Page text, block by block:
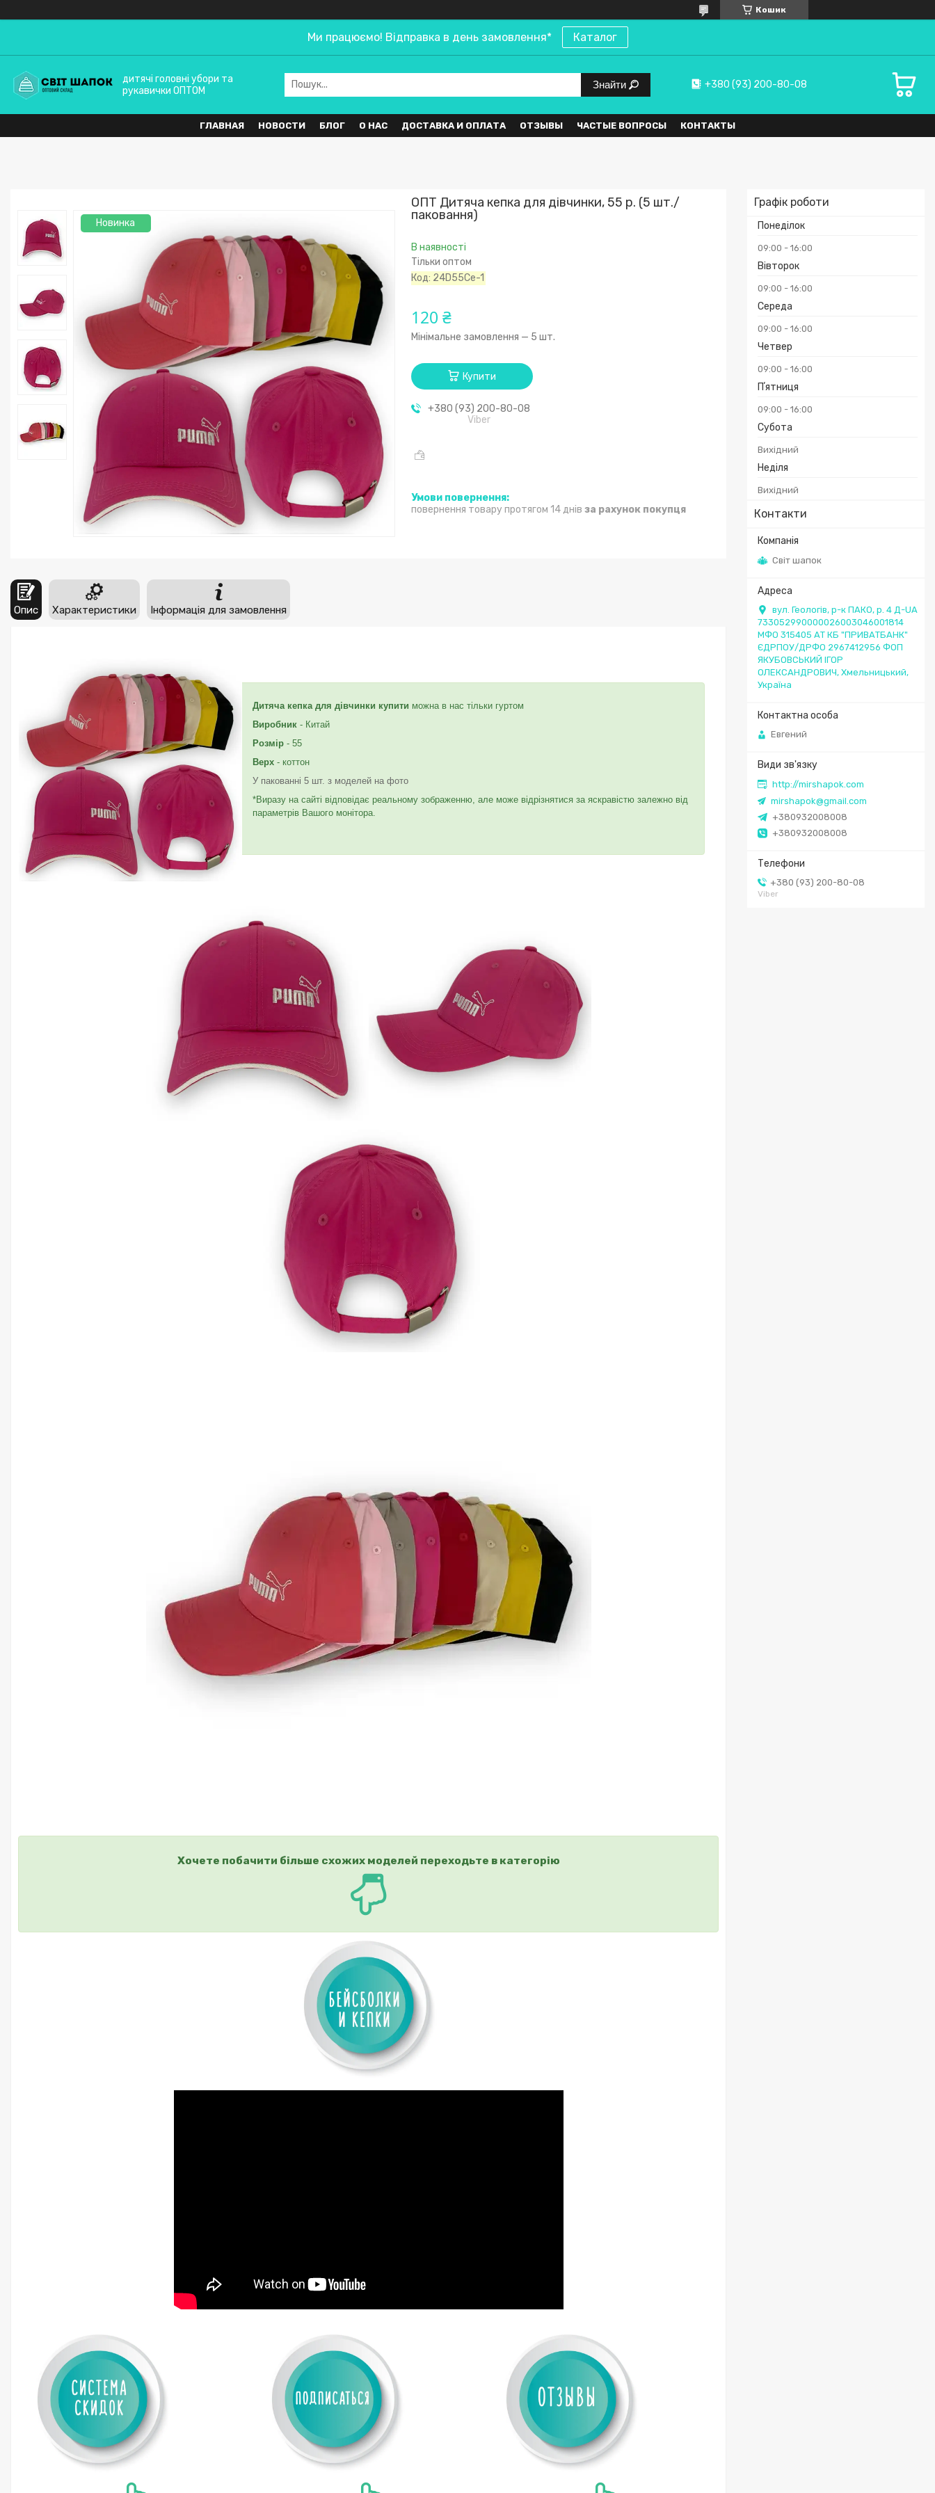
Кошик
Ми працюємо! Відправка в день замовлення* Каталог
дитячі головні убори та
рукавички ОПТОМ
Знайти +380 (93) 200-80-08
ГЛАВНАЯ НОВОСТИ БЛОГ О НАС ДОСТАВКА И ОПЛАТА ОТЗЫВЫ ЧАСТЫЕ ВОПРОСЫ КОНТАКТЫ
Графік роботи
Понеділок
09:00 16:00
Вівторок
09:00 16:00
Середа
09:00 16:00
Четвер
09:00 16:00
Пʼятниця
09:00 16:00
Субота
Вихідний
Неділя
Вихідний
Контакти
Світ шапок
вул. Геологів, р-к ПАКО, р. 4 Д-UA
733052990000026003046001814
МФО 315405 АТ КБ "ПРИВАТБАНК"
ЄДРПОУ/ДРФО 2967412956 ФОП
ЯКУБОВСЬКИЙ ІГОР
ОЛЕКСАНДРОВИЧ, Хмельницький,
Україна
Евгений
http://mirshapok.com
mirshapok@gmail.com
+380932008008
+380932008008
+380 (93) 200-80-08
Viber
Новинка
ОПТ Дитяча кепка для дівчинки, 55 р. (5 шт./
паковання)
В наявності
Тільки оптом
Код: 24D55Ce-1
120 ₴
Мінімальне замовлення — 5 шт.
Купити
+380 (93) 200-80-08
Viber
повернення товару протягом 14 днів за рахунок покупця
Опис Характеристики Інформація для замовлення
Дитяча кепка для дівчинки купити можна в нас тільки гуртом
Виробник - Китай
Розмір - 55
Верх - коттон
У пакованні 5 шт. з моделей на фото
*Виразу на сайті відповідає реальному зображенню, але може відрізнятися за яскравістю залежно від
параметрів Вашого монітора.
Хочете побачити більше схожих моделей переходьте в категорію